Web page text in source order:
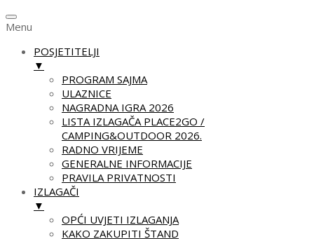
Menu
POSJETITELJI
▼
PROGRAM SAJMA
ULAZNICE
NAGRADNA IGRA 2026
LISTA IZLAGAČA PLACE2GO /
CAMPING&OUTDOOR 2026.
RADNO VRIJEME
GENERALNE INFORMACIJE
PRAVILA PRIVATNOSTI
IZLAGAČI
▼
OPĆI UVJETI IZLAGANJA
KAKO ZAKUPITI ŠTAND